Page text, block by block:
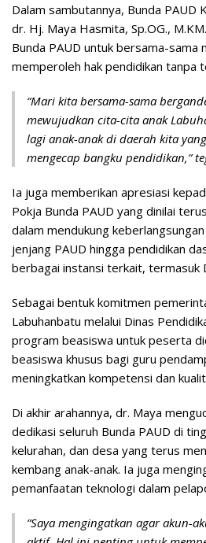
Dalam sambutannya, Bunda PAUD
dr. Hj. Maya Hasmita, Sp.OG.,
Bunda PAUD untuk bersama-sama
memperoleh hak pendidikan tanpa
“Mari kita bersama-sama
mewujudkan cita-cita anak
lagi anak-anak di daerah kita
mengecap bangku pendidikan,”
Ia juga memberikan apresiasi
Pokja Bunda PAUD yang dinilai
dalam mendukung
jenjang PAUD hingga pendidikan
berbagai instansi terkait, termasuk
Sebagai bentuk komitmen
Labuhanbatu melalui Dinas
program beasiswa untuk peserta
beasiswa khusus bagi guru
meningkatkan kompetensi dan
Di akhir arahannya, dr. Maya
dedikasi seluruh Bunda PAUD di
kelurahan, dan desa yang terus
kembang anak-anak. Ia juga
pemanfaatan teknologi dalam
“Saya mengingatkan agar akun-